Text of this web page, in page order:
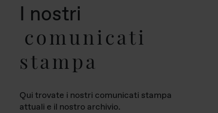
I nostri
comunicati
stampa
Qui trovate i nostri comunicati stampa
attuali e il nostro archivio.